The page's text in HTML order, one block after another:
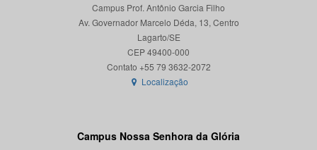
Campus Prof. Antônio Garcia Filho
Av. Governador Marcelo Déda, 13, Centro
Lagarto/SE
CEP 49400-000
Localização
Campus Nossa Senhora da Glória